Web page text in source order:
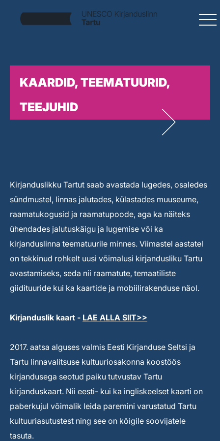
KAARDID, TEEMATUURID,
TEEJUHID
Kirjanduslikku Tartut saab avastada lugedes, osaledes
sündmustel, linnas jalutades, külastades muuseume,
raamatukogusid ja raamatupoode, aga ka näiteks
ühendades jalutuskäigu ja lugemise või ka
kirjanduslinna teematuurile minnes. Viimastel aastatel
on tekkinud rohkelt uusi võimalusi kirjandusliku Tartu
avastamiseks, seda nii raamatute, temaatiliste
giidituuride kui ka kaartide ja mobiilirakenduse näol.
Kirjanduslik kaart - LAE ALLA SIIT>>
2017. aatsa alguses valmis Eesti Kirjanduse Seltsi ja
Tartu linnavalitsuse kultuuriosakonna koostöös
kirjandusega seotud paiku tutvustav Tartu
kirjanduskaart. Nii eesti- kui ka ingliskeelset kaarti on
paberkujul võimalik leida paremini varustatud Tartu
kultuuriasutustest ning see on kõigile soovijatele
tasuta.